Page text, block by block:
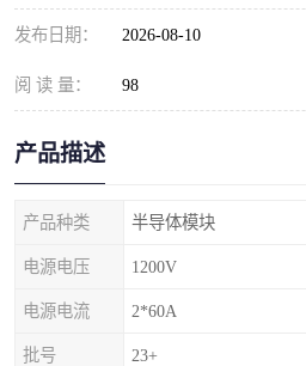
发布日期： 2026-08-10
阅 读 量： 98
产品描述
产品种类 半导体模块
电源电压 1200V
电源电流 2*60A
批号 23+